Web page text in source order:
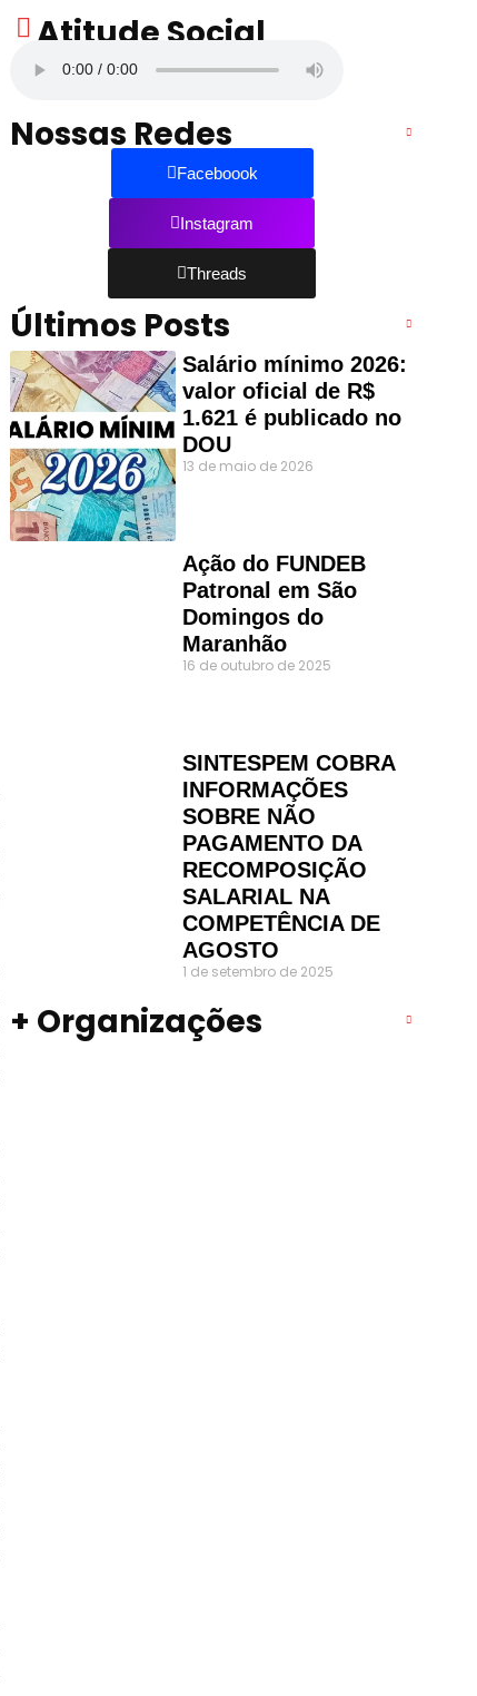
Atitude Social
Nossas Redes
Faceboook
Instagram
Threads
Últimos Posts
Salário mínimo 2026:
valor oficial de R$
1.621 é publicado no
DOU
13 de maio de 2026
Ação do FUNDEB
Patronal em São
Domingos do
Maranhão
16 de outubro de 2025
SINTESPEM COBRA
INFORMAÇÕES
SOBRE NÃO
PAGAMENTO DA
RECOMPOSIÇÃO
SALARIAL NA
COMPETÊNCIA DE
AGOSTO
1 de setembro de 2025
+ Organizações